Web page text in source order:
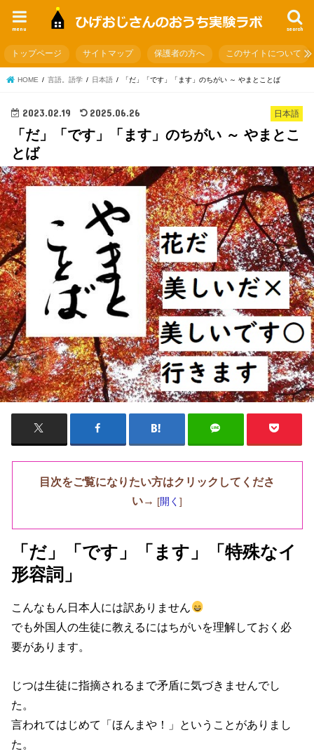
search
menu
トップページ サイトマップ 保護者の方へ このサイトについて
HOME 言語。語学 日本語 「だ」「です」「ます」のちがい ～ やまとことば
日本語
2023.02.19 2025.06.26
「だ」「です」「ます」のちがい ～ やまとこ
とば
目次をご覧になりたい方はクリックしてくださ
い→ [開く ]
「だ」「です」「ます」「特殊なイ
形容詞」
こんなもん日本人には訳ありません
でも外国人の生徒に教えるにはちがいを理解しておく必
要があります。
じつは生徒に指摘されるまで矛盾に気づきませんでし
た。
言われてはじめて「ほんまや！」ということがありまし
た。